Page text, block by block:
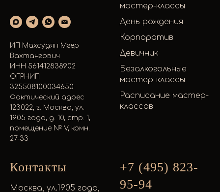
ИП Махсудян Мгер
Вахтангович
ИНН 561412838902
ОГРНИП
325508100034650
Фактический адрес
123022, г. Москва, ул.
1905 года, д. 10, стр. 1,
помещение № V, комн.
27-33
мастер-классы
День рождения
Корпоратив
Девичник
Безалкогольные
мастер-классы
Расписание мастер-
классов
Контакты
Москва, ул.1905 года,
+7 (495) 823-
95-94